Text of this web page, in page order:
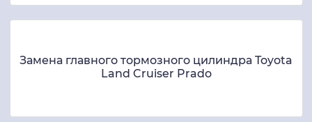
Замена главного тормозного цилиндра Toyota
Land Cruiser Prado